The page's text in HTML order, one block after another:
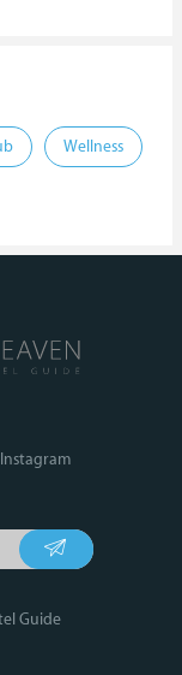
Wellness
Instagram
Guide